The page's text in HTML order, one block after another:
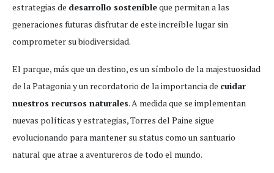
estrategias de desarrollo sostenibleque permitan a las
generaciones futuras disfrutar de este increíble lugar sin
comprometer su biodiversidad.
El parque, más que un destino, es un símbolo de la majestuosidad
de la Patagonia y un recordatorio de la importancia de cuidar
nuestros recursos naturales. A medida que se implementan
nuevas políticas y estrategias, Torres del Paine sigue
evolucionando para mantener su status como un santuario
natural que atrae a aventureros de todo el mundo.